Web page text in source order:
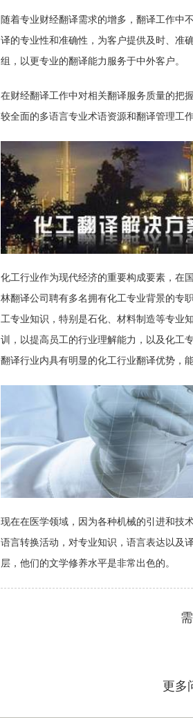
随着专业财经翻译需求的增多，翻译工作中
译的专业性和准确性，为客户提供及时、准
组，以更专业的翻译能力服务于中外客户。
在财经翻译工作中对相关翻译服务质量的把
较全面的多语言专业术语资源和翻译管理工
化工行业作为现代经济的重要构成要素，在
林翻译公司聘有多名拥有化工专业背景的专
工专业知识，特别是石化、材料制造等专业
训，以提高员工的行业理解能力，以及化工
翻译行业内具有明显的化工行业翻译优势，
现在在医学领域，因为各种机械的引进和技
语言转换活动，对专业知识，语言表达以及
层，他们的文学修养水平是非常出色的。
更多